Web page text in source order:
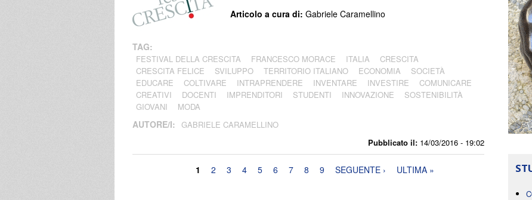
Pubblicato il: 14/03/2016 - 19:02
Articolo a cura di: Gabriele Caramellino
TAG:
FESTIVAL DELLA CRESCITA FRANCESCO MORACE ITALIA
CRESCITA
CRESCITA FELICE
SVILUPPO TERRITORIO ITALIANO ECONOMIA
SOCIETÀ
EDUCARE
COLTIVARE INTRAPRENDERE INVENTARE INVESTIRE
COMUNICARE
CREATIVI
DOCENTI IMPRENDITORI STUDENTI INNOVAZIONE
SOSTENIBILITÀ
GIOVANI
MODA
AUTORE/I: GABRIELE CARAMELLINO
1 2 3 4 5 6 7 8 9 SEGUENTE › ULTIMA »